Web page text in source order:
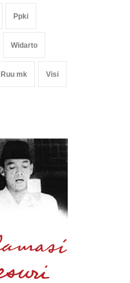
Ppki
Widarto
Ruu mk Visi